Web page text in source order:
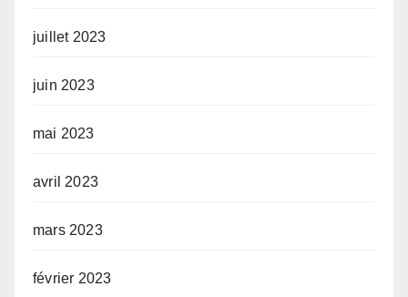
juillet 2023
juin 2023
mai 2023
avril 2023
mars 2023
février 2023